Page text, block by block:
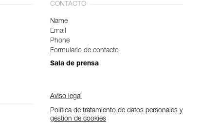
CONTACTO
Name
Email
Phone
Formulario de contacto
Sala de prensa
Aviso legal
Política de tratamiento de datos personales y
gestión de cookies